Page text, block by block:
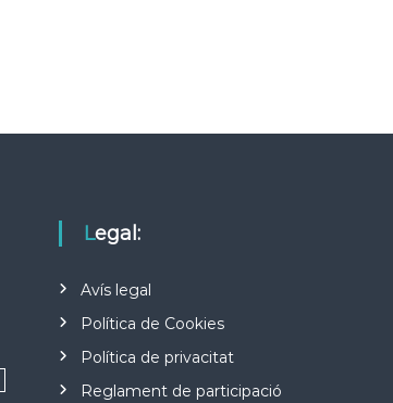
Legal:
Avís legal
Política de Cookies
Política de privacitat
Reglament de participació